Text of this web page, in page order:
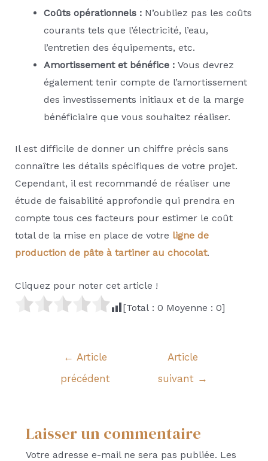
Coûts opérationnels :N’oubliez pas les coûts
courants tels que l’électricité, l’eau,
l’entretien des équipements, etc.
Amortissement et bénéfice : Vous devrez
également tenir compte de l’amortissement
des investissements initiaux et de la marge
bénéficiaire que vous souhaitez réaliser.
Il est difficile de donner un chiffre précis sans
connaître les détails spécifiques de votre projet.
Cependant, il est recommandé de réaliser une
étude de faisabilité approfondie qui prendra en
compte tous ces facteurs pour estimer le coût
total de la mise en place de votre ligne de
production de pâte à tartiner au chocolat.
Cliquez pour noter cet article !
[Total : 0 Moyenne : 0]
Navigation
l’article
← Article
précédent
Article
suivant →
Laisser un commentaire
Votre adresse e-mail ne sera pas publiée. Les